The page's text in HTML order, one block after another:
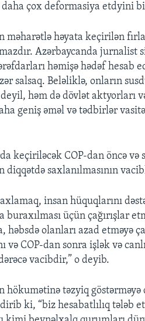
çox deformasiya etdyini
həyata keçirilən
Azərbaycanda
həmişə hədəf hesab
salsaq. Beləliklə, onların
deyil, həm də dövlət aktyorları
geniş əməl və tədbirlər
keçiriləcək COP-dan öncə və
saxlanılmasının
insan hüquqlarını
buraxılması üçün çağırışlar
həbsdə olanları azad etməyə
və COP-dan sonra işlək və
vacibdir,” o deyib.
hökumətinə təzyiq
ki, “biz hesabatlılıq tələb